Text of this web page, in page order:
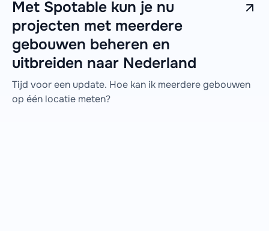
Met Spotable kun je nu
projecten met meerdere
gebouwen beheren en
uitbreiden naar Nederland
Tijd voor een update. Hoe kan ik meerdere gebouwen
op één locatie meten?